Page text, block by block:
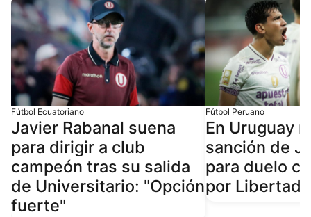
Fútbol Ecuatoriano
Javier Rabanal suena
para dirigir a club
campeón tras su salida
de Universitario: "Opción
fuerte"
Fútbol Peruano
En Uruguay
sanción de
para duelo
por